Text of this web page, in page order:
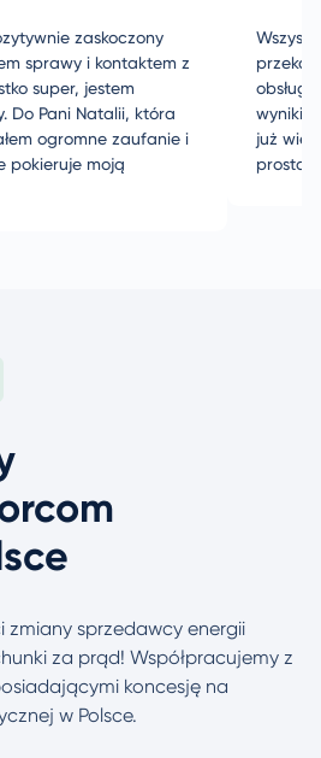
zaskoczony
sprawy i kontaktem z
super, jestem
Do Pani Natalii, która
ogromne zaufanie i
pokieruje moją
już
prosta
zmiany sprzedawcy energii
za prąd! Współpracujemy z
koncesję na
w Polsce.